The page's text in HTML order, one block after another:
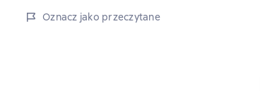
Oznacz jako przeczytane